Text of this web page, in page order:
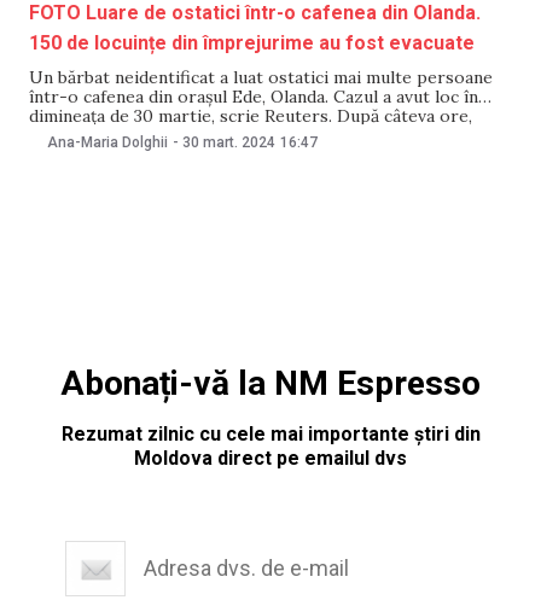
FOTO Luare de ostatici într-o cafenea din Olanda.
150 de locuințe din împrejurime au fost evacuate
Un bărbat neidentificat a luat ostatici mai multe persoane
într-o cafenea din orașul Ede, Olanda. Cazul a avut loc în
dimineața de 30 martie, scrie Reuters. După câteva ore,
forțele de ordine au eliberat toți ostaticii și au reținut
suspectul. Un bărbat neidentificat a luat ostatici vizitatorii
Ana-Maria Dolghii - 30 mart. 2024 16:47
Abonați-vă la NM Espresso
Rezumat zilnic cu cele mai importante știri din
Moldova direct pe emailul dvs